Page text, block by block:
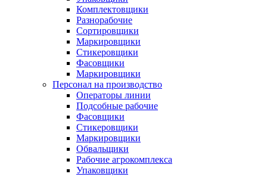
Комплектовщики
Разнорабочие
Сортировщики
Маркировщики
Стикеровщики
Фасовщики
Маркировщики
Персонал на производство
Операторы линии
Подсобные рабочие
Фасовщики
Стикеровщики
Маркировщики
Обвальщики
Рабочие агрокомплекса
Упаковщики